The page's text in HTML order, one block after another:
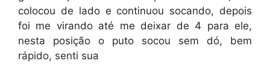
colocou de lado e continuou socando, depois
foi me virando até me deixar de 4 para ele,
nesta posição o puto socou sem dó, bem
rápido, senti sua